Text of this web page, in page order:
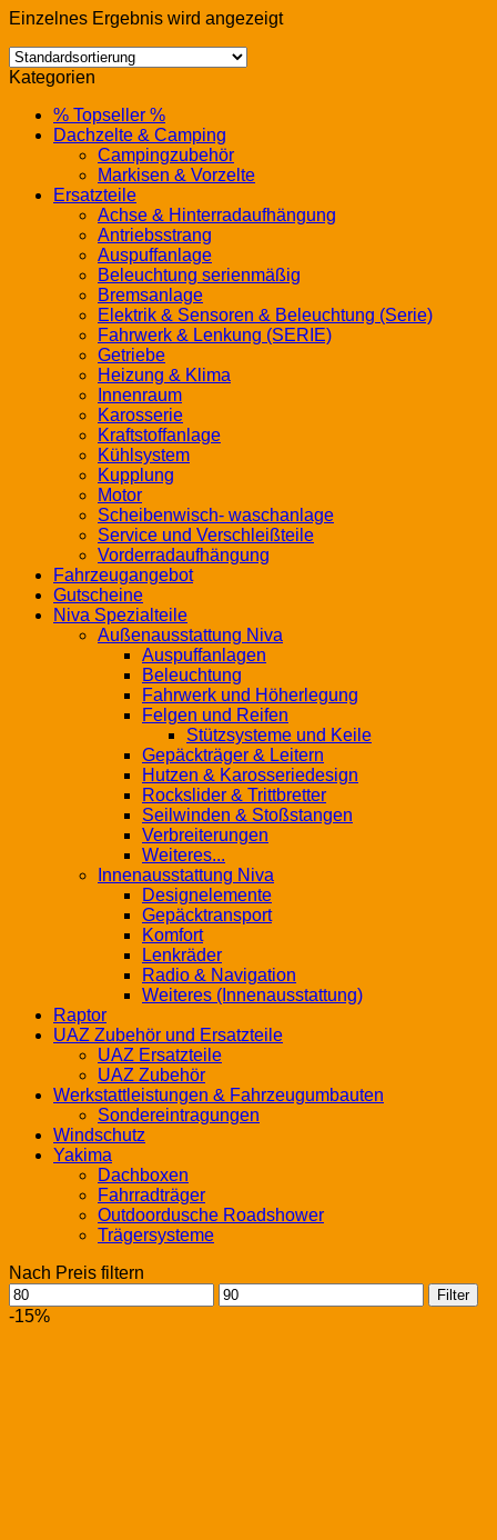
Einzelnes Ergebnis wird angezeigt
Kategorien
% Topseller %
Dachzelte & Camping
Campingzubehör
Markisen & Vorzelte
Ersatzteile
Achse & Hinterradaufhängung
Antriebsstrang
Auspuffanlage
Beleuchtung serienmäßig
Bremsanlage
Elektrik & Sensoren & Beleuchtung (Serie)
Fahrwerk & Lenkung (SERIE)
Getriebe
Heizung & Klima
Innenraum
Karosserie
Kraftstoffanlage
Kühlsystem
Kupplung
Motor
Scheibenwisch- waschanlage
Service und Verschleißteile
Vorderradaufhängung
Fahrzeugangebot
Gutscheine
Niva Spezialteile
Außenausstattung Niva
Auspuffanlagen
Beleuchtung
Fahrwerk und Höherlegung
Felgen und Reifen
Stützsysteme und Keile
Gepäckträger & Leitern
Hutzen & Karosseriedesign
Rockslider & Trittbretter
Seilwinden & Stoßstangen
Verbreiterungen
Weiteres...
Innenausstattung Niva
Designelemente
Gepäcktransport
Komfort
Lenkräder
Radio & Navigation
Weiteres (Innenausstattung)
Raptor
UAZ Zubehör und Ersatzteile
UAZ Ersatzteile
UAZ Zubehör
Werkstattleistungen & Fahrzeugumbauten
Sondereintragungen
Windschutz
Yakima
Dachboxen
Fahrradträger
Outdoordusche Roadshower
Trägersysteme
Nach Preis filtern
Min.
Preis
Max.
Preis
Filter
-15%